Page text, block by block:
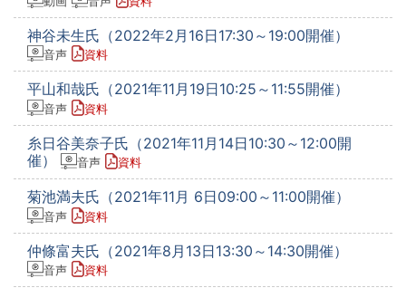
神谷未生氏（2022年2月16日17:30～19:00開催）
音声 資料
平山和哉氏（2021年11月19日10:25～11:55開催）
音声 資料
糸日谷美奈子氏（2021年11月14日10:30～12:00開
催）
音声 資料
菊池満夫氏（2021年11月 6日09:00～11:00開催）
音声 資料
仲條富夫氏（2021年8月13日13:30～14:30開催）
音声 資料